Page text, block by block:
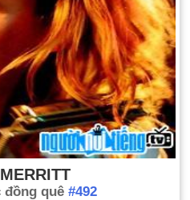
đồng quê #492